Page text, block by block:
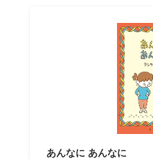
あんなに あんなに